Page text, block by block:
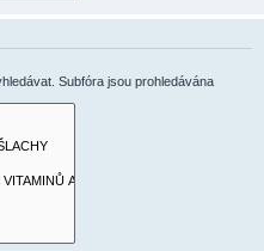
Subfóra jsou prohledávána